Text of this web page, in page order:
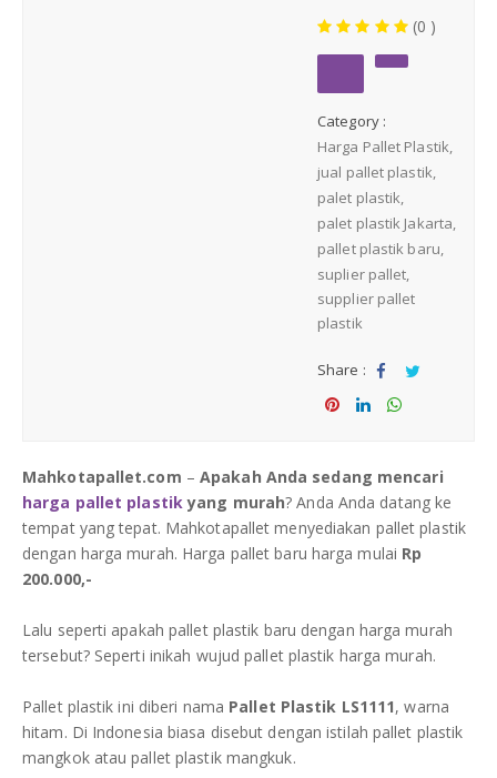
Plastik PE
DAFTAR ISI
KONTAK
(0 )
Category :
Harga Pallet Plastik
jual pallet plastik
palet plastik
palet plastik Jakarta
pallet plastik baru
suplier pallet
supplier pallet
plastik
Share :
Sha Tw
Mahkotapallet.com –Apakah Anda sedang mencari
harga pallet plastikyang murah? Anda Anda datang ke
tempat yang tepat. Mahkotapallet menyediakan pallet plastik
dengan harga murah. Harga pallet baru harga mulai Rp
200.000,-
Lalu seperti apakah pallet plastik baru dengan harga murah
tersebut? Seperti inikah wujud pallet plastik harga murah.
Pallet plastik ini diberi nama Pallet Plastik LS1111, warna
hitam. Di Indonesia biasa disebut dengan istilah pallet plastik
mangkok atau pallet plastik mangkuk.